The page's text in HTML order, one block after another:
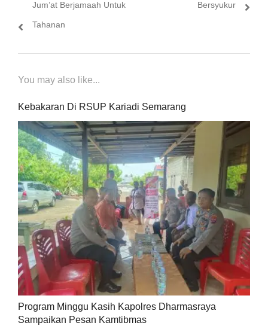
Jum’at Berjamaah Untuk
Tahanan
Bersyukur
You may also like...
Kebakaran Di RSUP Kariadi Semarang
Program Minggu Kasih Kapolres Dharmasraya
Sampaikan Pesan Kamtibmas